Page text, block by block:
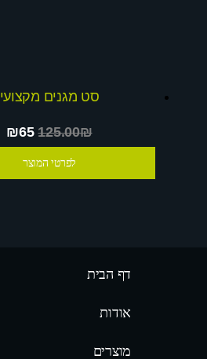
סט מגנים מקצועי
₪65125.00₪
לפרטי המוצר
דף הבית
אודות
מוצרים